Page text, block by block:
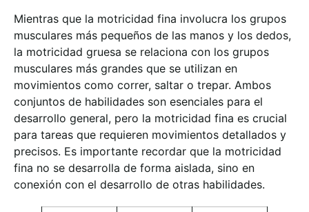
Mientras que la motricidad fina involucra los grupos
musculares más pequeños de las manos y los dedos,
la motricidad gruesa se relaciona con los grupos
musculares más grandes que se utilizan en
movimientos como correr, saltar o trepar. Ambos
conjuntos de habilidades son esenciales para el
desarrollo general, pero la motricidad fina es crucial
para tareas que requieren movimientos detallados y
precisos. Es importante recordar que la motricidad
fina no se desarrolla de forma aislada, sino en
conexión con el desarrollo de otras habilidades.